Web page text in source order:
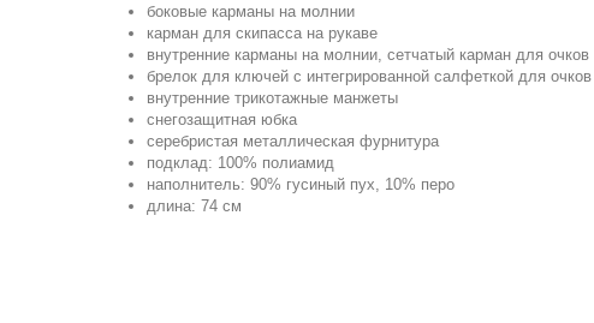
боковые карманы на молнии
карман для скипасса на рукаве
внутренние карманы на молнии, сетчатый карман для очков
брелок для ключей с интегрированной салфеткой для очков
внутренние трикотажные манжеты
снегозащитная юбка
серебристая металлическая фурнитура
подклад: 100% полиамид
наполнитель: 90% гусиный пух, 10% перо
длина: 74 см